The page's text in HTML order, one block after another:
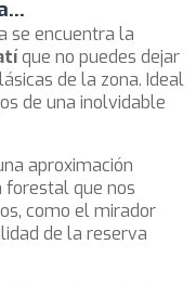
se encuentra la
que no puedes dejar
de la zona. Ideal
de una inolvidable
aproximación
forestal que nos
como el mirador
de la reserva